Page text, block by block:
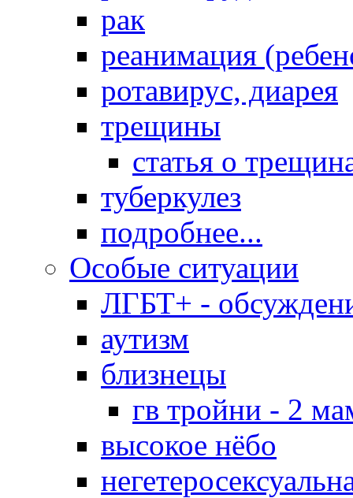
рак
реанимация
ротавирус, диарея
трещины
статья о
туберкулез
подробнее...
Особые ситуации
ЛГБТ+ -
аутизм
близнецы
гв тройни - 2
высокое нёбо